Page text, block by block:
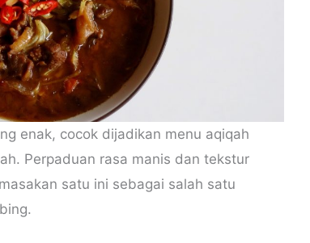
enak, cocok dijadikan menu aqiqah
Perpaduan rasa manis dan tekstur
satu ini sebagai salah satu